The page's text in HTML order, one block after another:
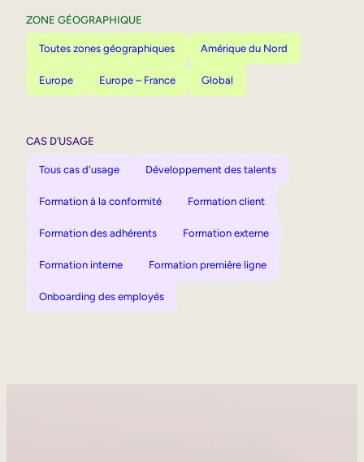
ZONE GÉOGRAPHIQUE
Toutes zones géographiques Amérique du Nord
Europe Europe – France Global
CAS D’USAGE
Tous cas d'usage Développement des talents
Formation à la conformité Formation client
Formation des adhérents Formation externe
Formation interne Formation première ligne
Onboarding des employés